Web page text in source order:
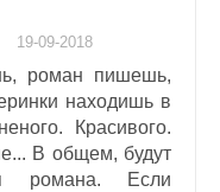
19-09-2018
роман пишешь,
находишь в
Красивого.
В общем, будут
романа. Если